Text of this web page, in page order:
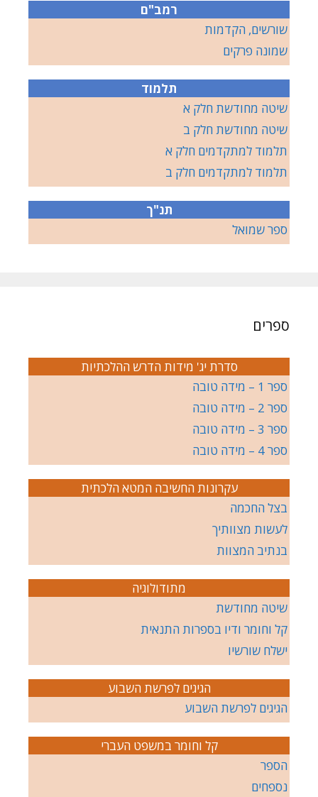
רמב"ם
שורשים, הקדמות
שמונה פרקים
תלמוד
שיטה מחודשת חלק א
שיטה מחודשת חלק ב
תלמוד למתקדמים חלק א
תלמוד למתקדמים חלק ב
תנ"ך
ספר שמואל
ספרים
סדרת יג' מידות הדרש ההלכתיות
ספר 1 – מידה טובה
ספר 2 – מידה טובה
ספר 3 – מידה טובה
ספר 4 – מידה טובה
עקרונות החשיבה המטא הלכתית
בצל החכמה
לעשות מצוותיך
בנתיב המצוות
מתודולוגיה
שיטה מחודשת
קל וחומר ודיו בספרות התנאית
ישלח שורשיו
הגיגים לפרשת השבוע
הגיגים לפרשת השבוע
קל וחומר במשפט העברי
הספר
נספחים